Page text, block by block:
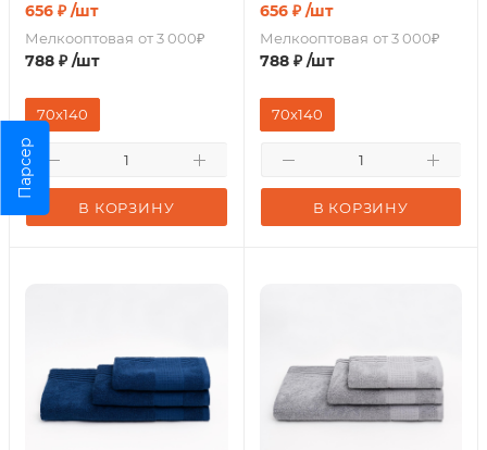
656 ₽ /шт
Мелкооптовая от 3 000₽
788 ₽ /шт
В КОРЗИНУ
70x140
656₽ /шт
Мелкооптовая от 3 000₽
788₽ /шт
В КОРЗИНУ
70x140
Парсер